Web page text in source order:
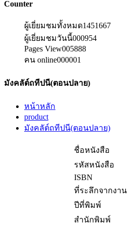
Counter
ผู้เยี่ยมชมทั้งหมด1451667
ผู้เยี่ยมชมวันนี้000954
Pages View005888
คน online000001
มังคลัต์ถทีปนี(ตอนปลาย)
หน้าหลัก
product
มังคลัต์ถทีปนี(ตอนปลาย)
ชื่อหนังสือ
รหัสหนังสือ
ISBN
ที่ระลึกจากงาน
ปีที่พิมพ์
สำนักพิมพ์